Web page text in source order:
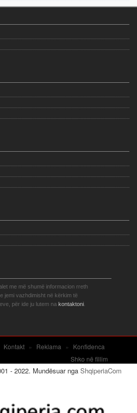
me më shumë informacion rreth
jemi vazhdimisht në kërkim të
për ide ju lutem na kontaktoni.
Kontakt » Reklama »
Konfidenca
Shko në fillim
- 2022. Mundësuar nga ShqiperiaCom